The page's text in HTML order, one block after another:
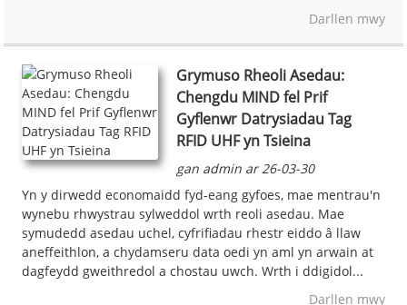
Darllen mwy
Grymuso Rheoli Asedau:
Chengdu MIND fel Prif
Gyflenwr Datrysiadau Tag
RFID UHF yn Tsieina
gan admin ar 26-03-30
Yn y dirwedd economaidd fyd-eang gyfoes, mae mentrau'n
wynebu rhwystrau sylweddol wrth reoli asedau. Mae
symudedd asedau uchel, cyfrifiadau rhestr eiddo â llaw
aneffeithlon, a chydamseru data oedi yn aml yn arwain at
dagfeydd gweithredol a chostau uwch. Wrth i ddigidol...
Darllen mwy